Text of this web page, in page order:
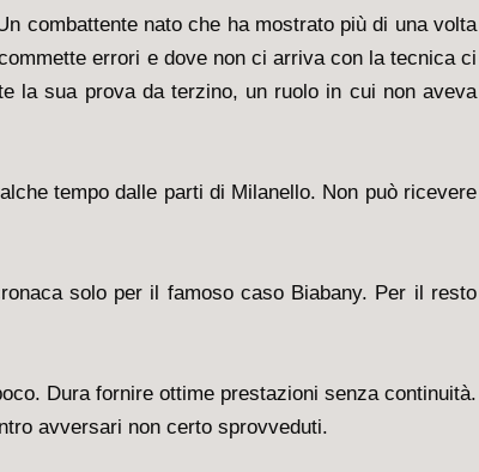
combattente nato che ha mostrato più di una volta
errori e dove non ci arriva con la tecnica ci
la sua prova da terzino, un ruolo in cui non aveva
tempo dalle parti di Milanello. Non può ricevere
solo per il famoso caso Biabany. Per il resto
Dura fornire ottime prestazioni senza continuità.
avversari non certo sprovveduti.